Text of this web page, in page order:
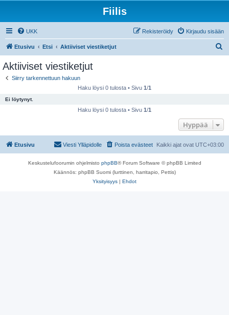
Fiilis
UKK Kirjaudu sisään
Rekisteröidy
Etusivu Etsi Aktiiviset viestiketjut
Aktiiviset viestiketjut
Siirry tarkennettuun hakuun
Haku löysi 0 tulosta • Sivu 1/1
Ei löytynyt.
Haku löysi 0 tulosta • Sivu 1/1
Hyppää
Etusivu Kaikki ajat ovat UTC+03:00
Poista evästeet
Viesti Ylläpidolle
Keskustelufoorumin ohjelmisto phpBB® Forum Software © phpBB Limited
Käännös: phpBB Suomi (lurttinen, harritapio, Pettis)
Yksityisyys | Ehdot